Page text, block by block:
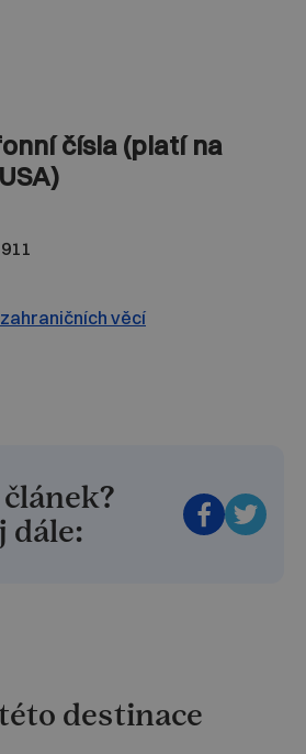
čísla (platí na
věcí
dále:
destinace